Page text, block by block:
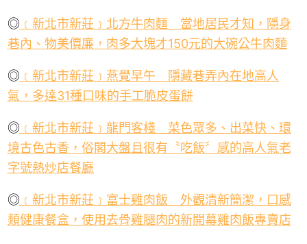
◎ ﹝新北市新莊﹞北方牛肉麵 當地居民才知，隱身
巷內、物美價廉，肉多大塊才150元的大碗公牛肉麵
◎ ﹝新北市新莊﹞燕覺早午 隱藏巷弄內在地高人
氣，多達31種口味的手工脆皮蛋餅
◎ ﹝新北市新莊﹞龍門客棧 菜色眾多、出菜快、環
境古色古香，俗閣大盤且很有〝吃飯〞感的高人氣老
字號熱炒店餐廳
◎ ﹝新北市新莊﹞富士雞肉飯 外觀清新簡潔，口感
類健康餐盒，使用去骨雞腿肉的新開幕雞肉飯專賣店